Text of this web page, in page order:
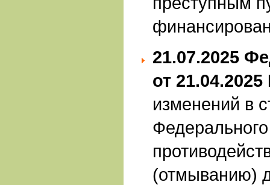
21.07.2025
от
изменений в
(отмыванию)